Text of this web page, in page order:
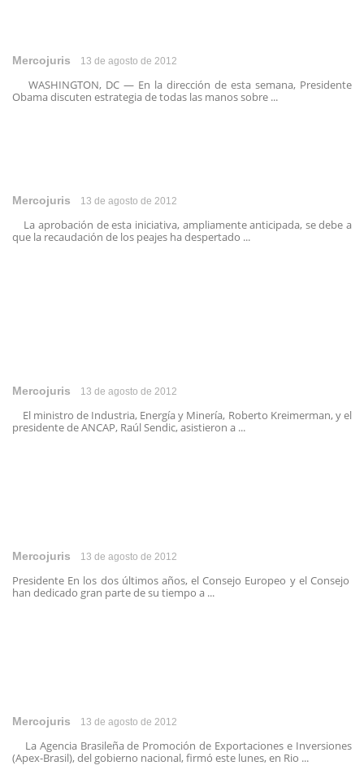
Mercojuris 13 de agosto de 2012
WASHINGTON, DC — En la dirección de esta semana, Presidente
Obama discuten estrategia de todas las manos sobre ...
Mercojuris 13 de agosto de 2012
La aprobación de esta iniciativa, ampliamente anticipada, se debe a
que la recaudación de los peajes ha despertado ...
Mercojuris 13 de agosto de 2012
El ministro de Industria, Energía y Minería, Roberto Kreimerman, y el
presidente de ANCAP, Raúl Sendic, asistieron a ...
Mercojuris 13 de agosto de 2012
Presidente En los dos últimos años, el Consejo Europeo y el Consejo
han dedicado gran parte de su tiempo a ...
Mercojuris 13 de agosto de 2012
La Agencia Brasileña de Promoción de Exportaciones e Inversiones
(Apex-Brasil), del gobierno nacional, firmó este lunes, en Rio ...